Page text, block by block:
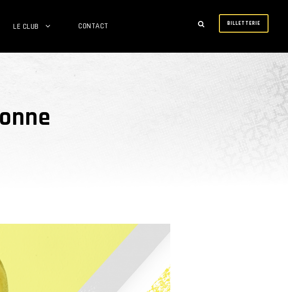
LE CLUB CONTACT BILLETTERIE